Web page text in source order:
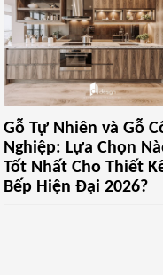
Gỗ Tự Nhiên và Gỗ
Nghiệp: Lựa Chọn
Tốt Nhất Cho Thiết
Bếp Hiện Đại 2026?